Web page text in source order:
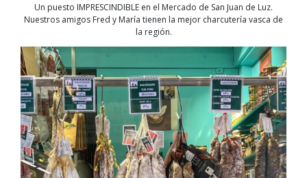
Un puesto IMPRESCINDIBLE en el Mercado de San Juan de Luz.
Nuestros amigos Fred y María tienen la mejor charcutería vasca de
la región.